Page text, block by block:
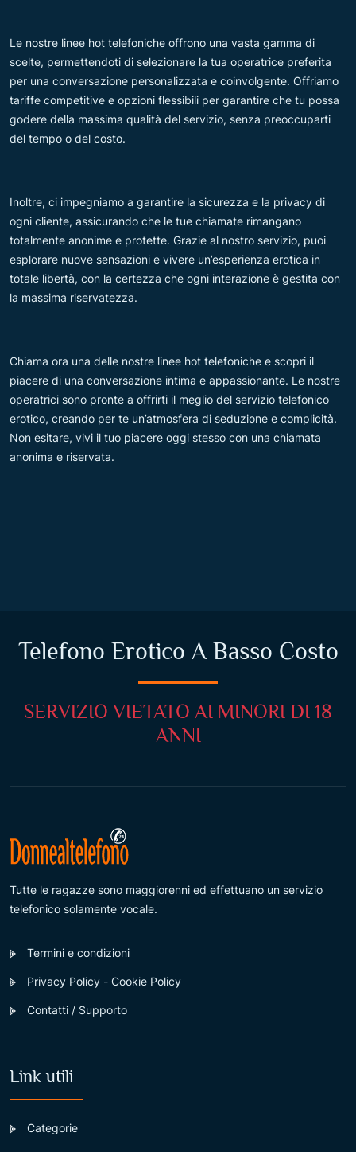
Le nostre linee hot telefoniche offrono una vasta gamma di
scelte, permettendoti di selezionare la tua operatrice preferita
per una conversazione personalizzata e coinvolgente. Offriamo
tariffe competitive e opzioni flessibili per garantire che tu possa
godere della massima qualità del servizio, senza preoccuparti
del tempo o del costo.
Inoltre, ci impegniamo a garantire la sicurezza e la privacy di
ogni cliente, assicurando che le tue chiamate rimangano
totalmente anonime e protette. Grazie al nostro servizio, puoi
esplorare nuove sensazioni e vivere un’esperienza erotica in
totale libertà, con la certezza che ogni interazione è gestita con
la massima riservatezza.
Chiama ora una delle nostre linee hot telefoniche e scopri il
piacere di una conversazione intima e appassionante. Le nostre
operatrici sono pronte a offrirti il meglio del servizio telefonico
erotico, creando per te un’atmosfera di seduzione e complicità.
Non esitare, vivi il tuo piacere oggi stesso con una chiamata
anonima e riservata.
Telefono Erotico A Basso Costo
SERVIZIO VIETATO AI MINORI DI 18
ANNI
Tutte le ragazze sono maggiorenni ed effettuano un servizio
telefonico solamente vocale.
Termini e condizioni
Privacy Policy - Cookie Policy
Contatti / Supporto
Link utili
Categorie